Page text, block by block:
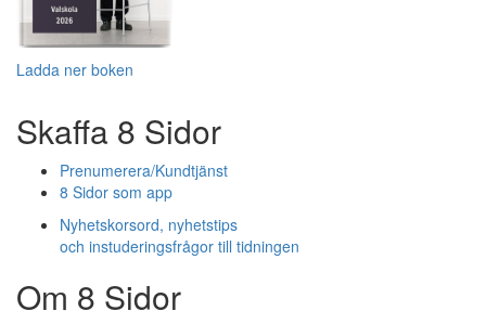
Ladda ner boken
Skaffa 8 Sidor
Prenumerera/Kundtjänst
8 Sidor som app
Nyhetskorsord, nyhetstips
och instuderingsfrågor till tidningen
Om 8 Sidor